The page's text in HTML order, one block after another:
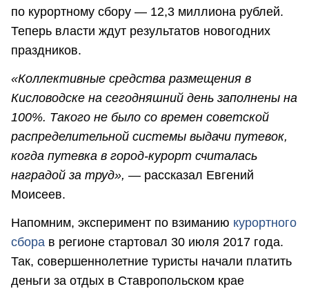
по курортному сбору — 12,3 миллиона рублей.
Теперь власти ждут результатов новогодних
праздников.
«Коллективные средства размещения в
Кисловодске на сегодняшний день заполнены на
100%. Такого не было со времен советской
распределительной системы выдачи путевок,
когда путевка в город-курорт считалась
наградой за труд», — рассказал Евгений
Моисеев.
Напомним, эксперимент по взиманию курортного
сбора в регионе стартовал 30 июля 2017 года.
Так, совершеннолетние туристы начали платить
деньги за отдых в Ставропольском крае